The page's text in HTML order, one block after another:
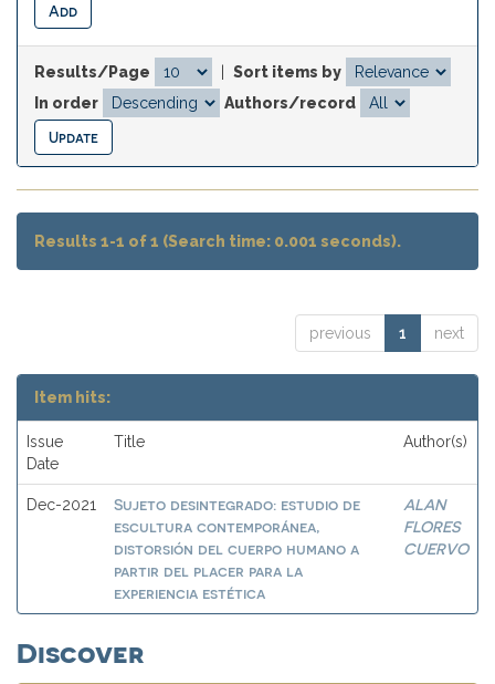
Results/Page
Sort items by
In order
Authors/record
Results 1-1 of 1 (Search time: 0.001 seconds).
previous 1 next
Item hits:
Issue
Date
Title Author(s)
Dec-2021
Sujeto desintegrado: estudio de
escultura contemporánea,
distorsión del cuerpo humano a
partir del placer para la
experiencia estética
ALAN
FLORES
CUERVO
Discover